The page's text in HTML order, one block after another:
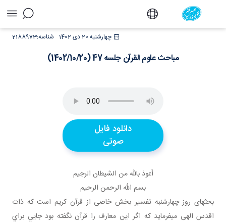
مباحث علوم القرآن جلسه 47 (1402/10/20) - دفترچهارشنبه 20 دی 1402 2188973شناسه:
مباحث علوم القرآن جلسه 47 (1402/10/20)
دانلود فایل
صوتی
أعوذ بالله من الشيطان الرجيم
بسم الله الرحمن الرحيم
بحث­های روز چهارشنبه تفسير بخش خاصی از قرآن کريم است که ذات
اقدس الهی می­فرمايد که اگر اين معارف را قرآن نگفته بود جايي براي